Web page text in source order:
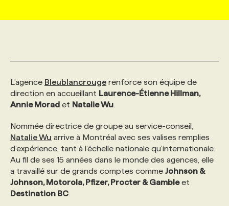
AFFAIRES DE L'INDUSTRIE
INITIATIVES NUMÉRIQUES
PRIX ET DISTINCTIONS
TENDANCES
WEB & MÉDIAS SOCIAUX
MARKETING DURABLE
GEO/SEO
ÉVÉNEMENTIEL
NOS AUTEUR‧RICES
INFOLETTRE PUBLICITÉ
ANNONCEZ AVEC NOUS
CONSULTER LA CVTHÈQUE
PROFIL ENTREPRISE
FAQ
ANNONCEZ AVEC NOUS
VOIR LES OFFRES
PROFIL CANDIDAT
FAQ
ANNONCEZ AVEC NOUS
NOS FORMATIONS EN LIGNE
NOS PARCOURS DE FORMATIONS
FORMATIONS PERSONNALISÉES
NOS FORMATEUR‧RICES
POURQUOI CHOISIR NOS FORMATIONS
CHASSE DE TÊTE
SERVICE DE CHASSE DE TÊTE
NOS TARIFS
NOS EXPERTISES
FAQ
L’agence Bleublancrouge renforce son équipe de
direction en accueillant Laurence-Étienne Hillman,
Annie Morad et Natalie Wu
Nommée directrice de groupe au service-conseil,
Natalie Wu arrive à Montréal avec ses valises remplies
d’expérience, tant à l’échelle nationale qu’internationale.
Au fil de ses 15 années dans le monde des agences, elle
a travaillé sur de grands comptes comme Johnson &
Johnson, Motorola, Pfizer, Procter & Gambleet
Destination BC